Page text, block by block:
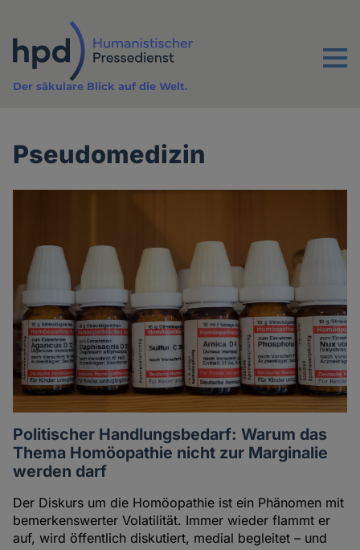
Inhalt
Menu
Der säkulare Blick auf die Welt.
Pseudomedizin
Politischer Handlungsbedarf: Warum das
Thema Homöopathie nicht zur Marginalie
werden darf
Der Diskurs um die Homöopathie ist ein Phänomen mit
bemerkenswerter Volatilität. Immer wieder flammt er
auf, wird öffentlich diskutiert, medial begleitet – und